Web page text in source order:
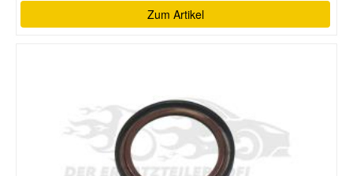
Zum Artikel